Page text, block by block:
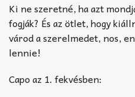
Ki ne szeretné, ha azt
fogják? És az ötlet, hogy
várod a szerelmedet, nos,
lennie!
Capo az 1. fekvésben: